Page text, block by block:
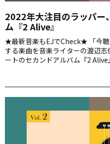
2022年大注目のラッパー
ム『2 Alive』
★最新音楽もEJでCheck★ 「今
する楽曲を音楽ライターの渡辺
ートのセカンドアルバム『2 Alive